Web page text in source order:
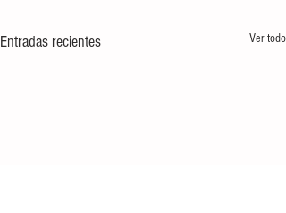
Entradas recientes Ver todo